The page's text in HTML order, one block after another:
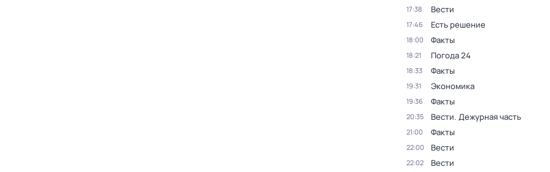
17:38 Вести
17:46 Есть решение
18:00 Факты
18:21 Погода 24
18:33 Факты
19:31 Экономика
19:36 Факты
20:35 Вести. Дежурная часть
21:00 Факты
22:00 Вести
22:02 Вести